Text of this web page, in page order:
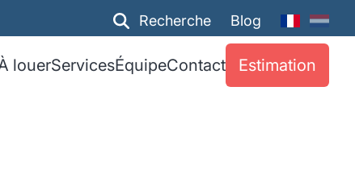
Recherche Blog
louerServicesÉquipeContact Estimation